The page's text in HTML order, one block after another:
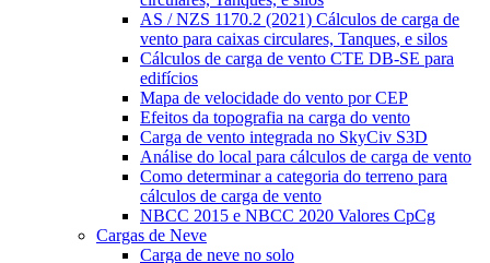
AS / NZS 1170.2 (2021) Cálculos de carga de
vento para caixas circulares, Tanques, e silos
Cálculos de carga de vento CTE DB-SE para
edifícios
Mapa de velocidade do vento por CEP
Efeitos da topografia na carga do vento
Carga de vento integrada no SkyCiv S3D
Análise do local para cálculos de carga de vento
Como determinar a categoria do terreno para
cálculos de carga de vento
NBCC 2015 e NBCC 2020 Valores CpCg
Cargas de Neve
Carga de neve no solo